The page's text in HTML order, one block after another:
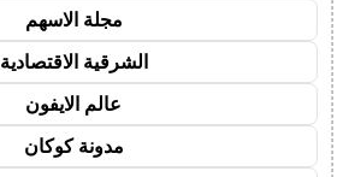
مجلة الاسهم
الشرقية الاقتصادية
عالم الايفون
مدونة كوكان